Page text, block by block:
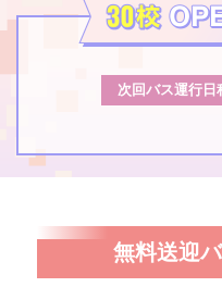
次回バス運行日
無料送迎